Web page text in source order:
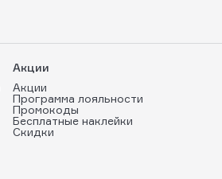
Акции
Акции
Программа лояльности
Промокоды
Бесплатные наклейки
Скидки